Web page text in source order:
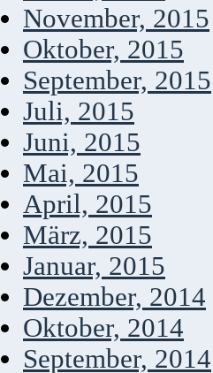
November, 2015
Oktober, 2015
September, 2015
Juli, 2015
Juni, 2015
Mai, 2015
April, 2015
März, 2015
Januar, 2015
Dezember, 2014
Oktober, 2014
September, 2014